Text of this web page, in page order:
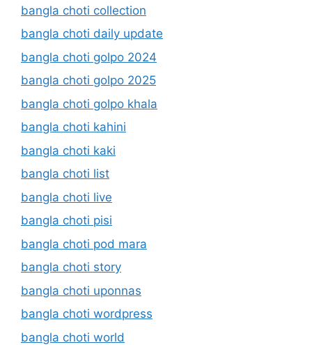
bangla choti collection
bangla choti daily update
bangla choti golpo 2024
bangla choti golpo 2025
bangla choti golpo khala
bangla choti kahini
bangla choti kaki
bangla choti list
bangla choti live
bangla choti pisi
bangla choti pod mara
bangla choti story
bangla choti uponnas
bangla choti wordpress
bangla choti world